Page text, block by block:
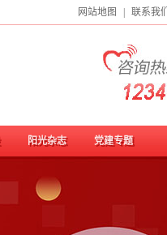
网站地图 联系我们
阳光杂志 党建专题